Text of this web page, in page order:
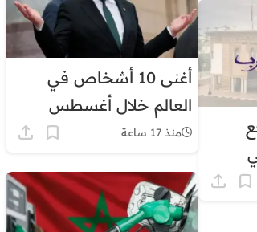
ضغوط
أغنى 10 أشخاص في
العالم خلال أغسطس
2026.. إيلون ماسك في
منذ 17 ساعة